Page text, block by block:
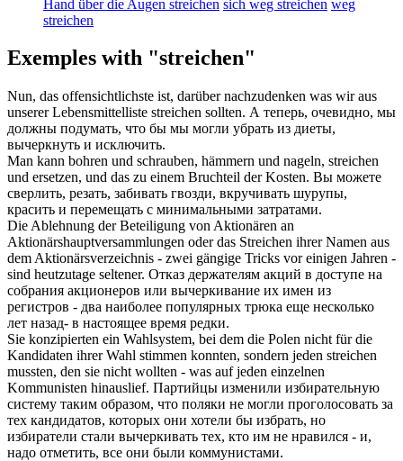
Hand über die Augen streichen sich weg streichen weg
streichen
Exemples with "streichen"
Nun, das offensichtlichste ist, darüber nachzudenken was wir aus
unserer Lebensmittelliste streichen sollten. А теперь, очевидно, мы
должны подумать, что бы мы могли убрать из диеты,
вычеркнуть и исключить.
Man kann bohren und schrauben, hämmern und nageln, streichen
und ersetzen, und das zu einem Bruchteil der Kosten. Вы можете
сверлить, резать, забивать гвозди, вкручивать шурупы,
красить и перемещать с минимальными затратами.
Die Ablehnung der Beteiligung von Aktionären an
Aktionärshauptversammlungen oder das Streichen ihrer Namen aus
dem Aktionärsverzeichnis - zwei gängige Tricks vor einigen Jahren -
sind heutzutage seltener. Отказ держателям акций в доступе на
собрания акционеров или вычеркивание их имен из
регистров - два наиболее популярных трюка еще несколько
лет назад- в настоящее время редки.
Sie konzipierten ein Wahlsystem, bei dem die Polen nicht für die
Kandidaten ihrer Wahl stimmen konnten, sondern jeden streichen
mussten, den sie nicht wollten - was auf jeden einzelnen
Kommunisten hinauslief. Партийцы изменили избирательную
систему таким образом, что поляки не могли проголосовать за
тех кандидатов, которых они хотели бы избрать, но
избиратели стали вычеркивать тех, кто им не нравился - и,
надо отметить, все они были коммунистами.